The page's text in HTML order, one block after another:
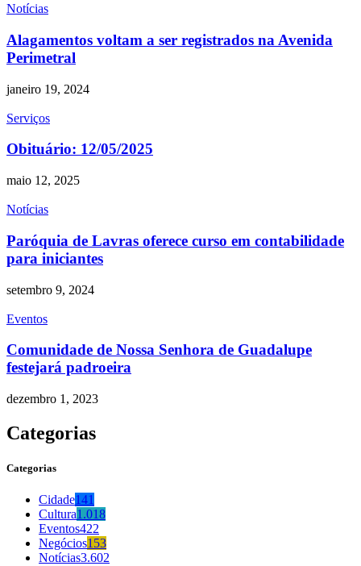
Notícias
Alagamentos voltam a ser registrados na Avenida
Perimetral
janeiro 19, 2024
Serviços
Obituário: 12/05/2025
maio 12, 2025
Notícias
Paróquia de Lavras oferece curso em contabilidade
para iniciantes
setembro 9, 2024
Eventos
Comunidade de Nossa Senhora de Guadalupe
festejará padroeira
dezembro 1, 2023
Categorias
Categorias
Cidade141
Cultura1.018
Eventos422
Negócios153
Notícias3.602